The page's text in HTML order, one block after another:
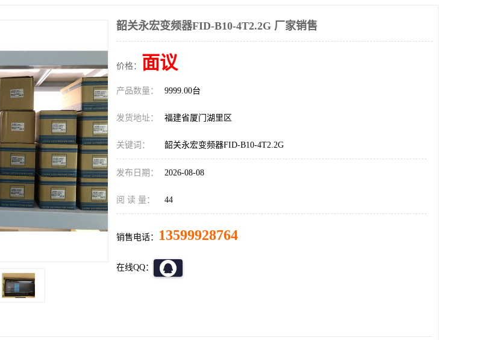
韶关永宏变频器FID-B10-4T2.2G 厂家销售
价格： 面议
产品数量： 9999.00台
发货地址： 福建省厦门湖里区
关键词： 韶关永宏变频器FID-B10-4T2.2G
发布日期： 2026-08-08
阅 读 量： 44
销售电话： 13599928764
在线QQ：